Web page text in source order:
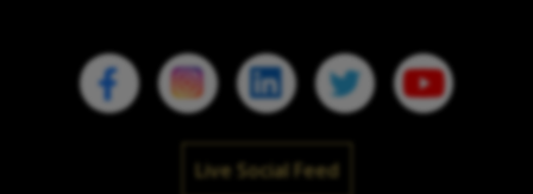
Live Social Feed